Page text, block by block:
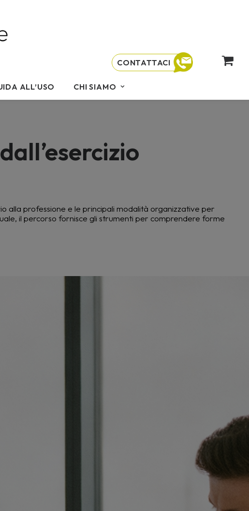
ALL’USO CHI SIAMO
CONTATTACI
alla professione e le principali modalità organizzative per
il percorso fornisce gli strumenti per comprendere forme